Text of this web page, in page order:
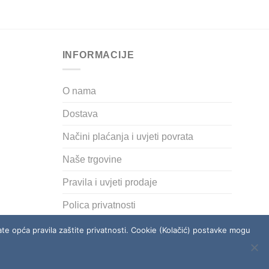
product
INFORMACIJE
O nama
Dostava
Načini plaćanja i uvjeti povrata
Naše trgovine
Pravila i uvjeti prodaje
Polica privatnosti
opća pravila zaštite privatnosti. Cookie (Kolačić) postavke mogu